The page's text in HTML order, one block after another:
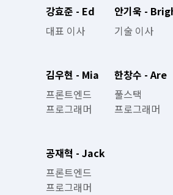
강효준 - Ed
대표 이사
안기욱 -
기술 이사
김우현 - Mia
프론트엔드
프로그래머
한창수 - Are
풀스택
프로그래머
공재혁 - Jack
프론트엔드
프로그래머